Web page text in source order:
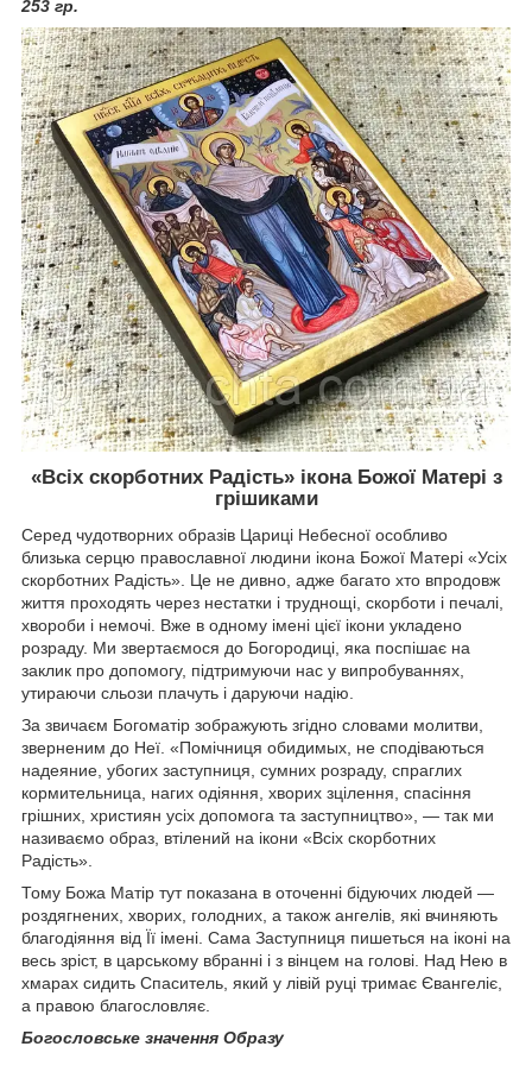
253 гр.
«Всіх скорботних Радість» ікона Божої Матері з
грішиками
Серед чудотворних образів Цариці Небесної особливо
близька серцю православної людини ікона Божої Матері «Усіх
скорботних Радість». Це не дивно, адже багато хто впродовж
життя проходять через нестатки і труднощі, скорботи і печалі,
хвороби і немочі. Вже в одному імені цієї ікони укладено
розраду. Ми звертаємося до Богородиці, яка поспішає на
заклик про допомогу, підтримуючи нас у випробуваннях,
утираючи сльози плачуть і даруючи надію.
За звичаєм Богоматір зображують згідно словами молитви,
зверненим до Неї. «Помічниця обидимых, не сподіваються
надеяние, убогих заступниця, сумних розраду, спраглих
кормительница, нагих одіяння, хворих зцілення, спасіння
грішних, християн усіх допомога та заступництво», — так ми
називаємо образ, втілений на ікони «Всіх скорботних
Радість».
Тому Божа Матір тут показана в оточенні бідуючих людей —
роздягнених, хворих, голодних, а також ангелів, які вчиняють
благодіяння від Її імені. Сама Заступниця пишеться на іконі на
весь зріст, в царському вбранні і з вінцем на голові. Над Нею в
хмарах сидить Спаситель, який у лівій руці тримає Євангеліє,
а правою благословляє.
Богословське значення Образу